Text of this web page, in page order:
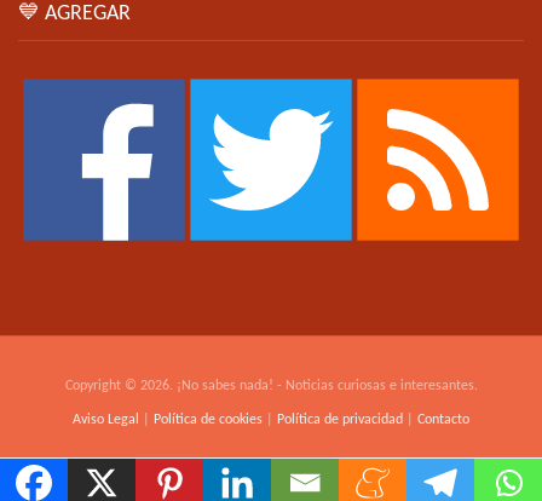
💙 AGREGAR
Copyright © 2026. ¡No sabes nada! - Noticias curiosas e interesantes.
Aviso Legal Política de cookies Política de privacidad Contacto